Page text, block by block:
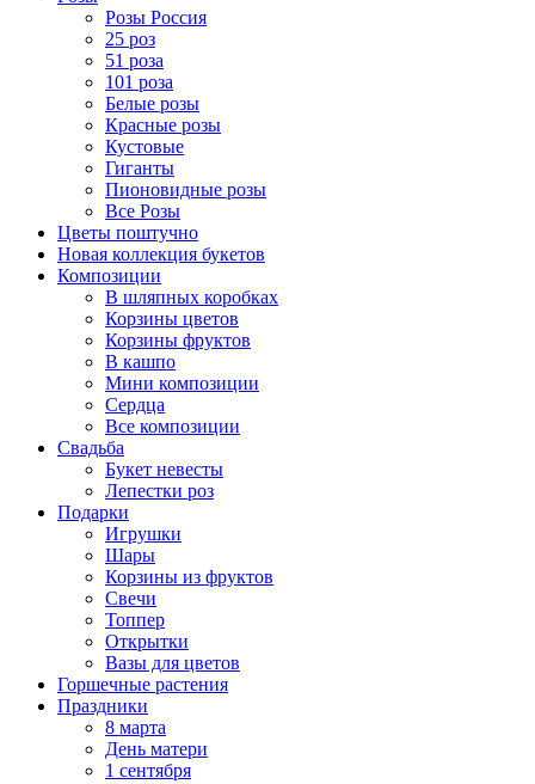
Розы Россия
25 роз
51 роза
101 роза
Белые розы
Красные розы
Кустовые
Гиганты
Пионовидные розы
Все Розы
Цветы поштучно
Новая коллекция букетов
Композиции
В шляпных коробках
Корзины цветов
Корзины фруктов
В кашпо
Мини композиции
Сердца
Все композиции
Свадьба
Букет невесты
Лепестки роз
Подарки
Игрушки
Шары
Корзины из фруктов
Свечи
Топпер
Открытки
Вазы для цветов
Горшечные растения
Праздники
8 марта
День матери
1 сентября